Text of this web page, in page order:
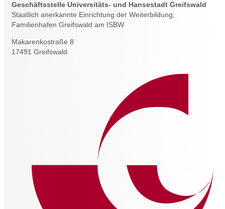
Geschäftsstelle Universitäts- und Hansestadt Greifswald
Staatlich anerkannte Einrichtung der Weiterbildung;
Familienhafen Greifswald am ISBW
Makarenkostraße 8
17491 Greifswald